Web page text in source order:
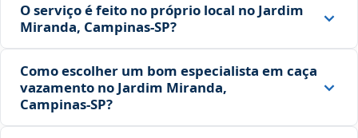
O serviço é feito no próprio local no Jardim
Miranda, Campinas‑SP?
Como escolher um bom especialista em caça
vazamento no Jardim Miranda,
Campinas‑SP?